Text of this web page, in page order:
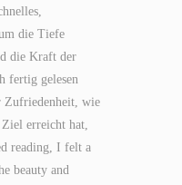
die Tiefe
die Kraft der
fertig gelesen
Zufriedenheit, wie
Ziel erreicht hat,
reading, I felt a
beauty and